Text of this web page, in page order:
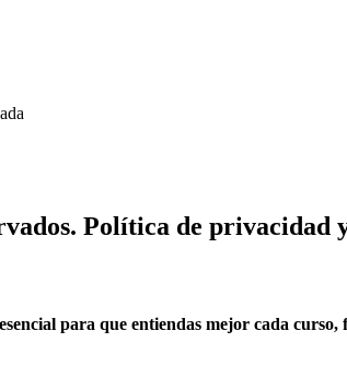
Política de privacidad
para que entiendas mejor cada